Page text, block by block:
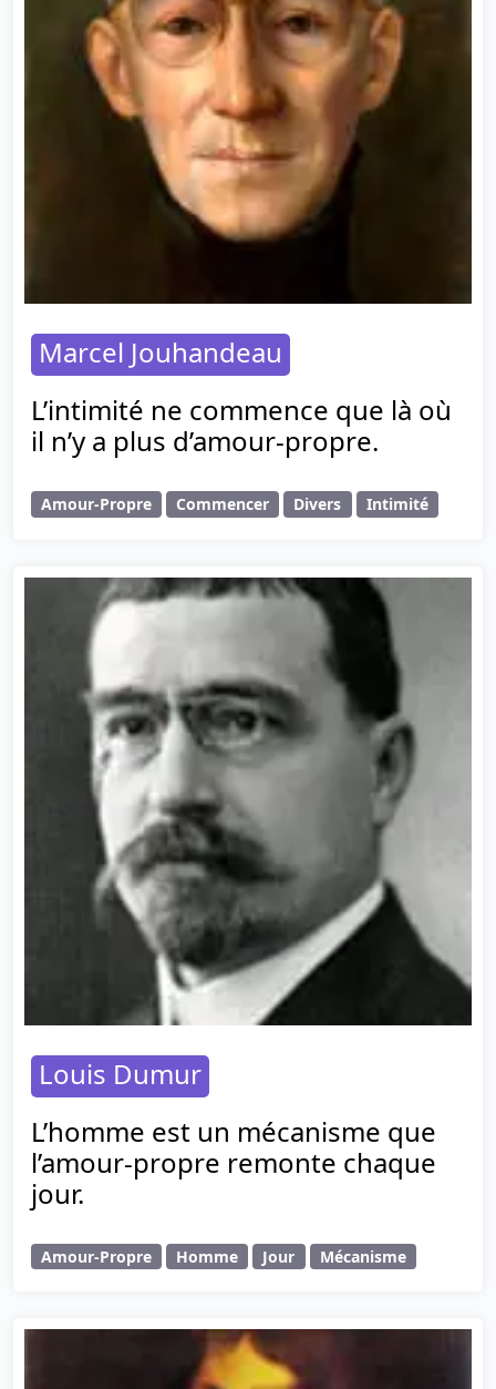
Marcel Jouhandeau
L’intimité ne commence que là où
il n’y a plus d’amour-propre.
Amour-Propre Commencer Divers Intimité
Louis Dumur
L’homme est un mécanisme que
l’amour-propre remonte chaque
jour.
Amour-Propre Homme Jour Mécanisme